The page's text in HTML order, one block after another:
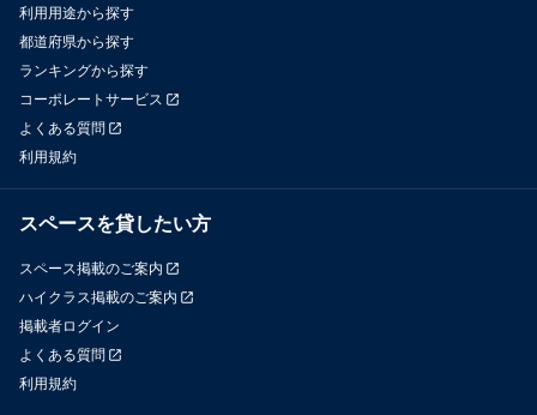
利用用途から探す
都道府県から探す
ランキングから探す
コーポレートサービス
よくある質問
利用規約
スペースを貸したい方
スペース掲載のご案内
ハイクラス掲載のご案内
掲載者ログイン
よくある質問
利用規約